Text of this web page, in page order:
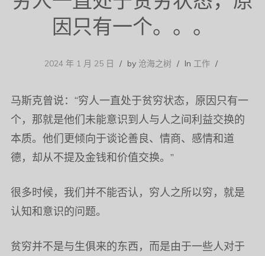
因只有一个。。。
2024 年 1 月 25 日 by 沧海之树 In 工作
马斯克曾说：“穷人一直处于贫穷状态，原因只有一
个，那就是他们未能意识到人与人之间利益交换的
本质。他们更倾向于谈论善良、情商、感情和道
德，却从不提及金钱和价值交换。”
很多时候，我们并不能否认，穷人之所以穷，就是
认知和意识的问题。
贫穷并不是与生俱来的东西，而是由于一些人对于